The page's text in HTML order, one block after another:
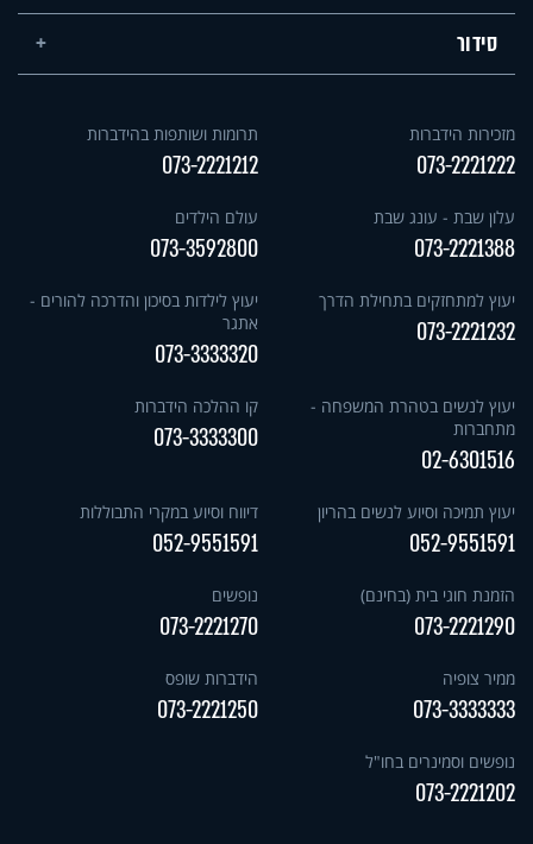
סידור
מזכירות הידברות
073-2221222
תרומות ושותפות בהידברות
073-2221212
עלון שבת - עונג שבת
073-2221388
עולם הילדים
073-3592800
יעוץ למתחזקים בתחילת הדרך
073-2221232
יעוץ לילדות בסיכון והדרכה להורים -
אתגר
073-3333320
יעוץ לנשים בטהרת המשפחה -
מתחברות
02-6301516
קו ההלכה הידברות
073-3333300
יעוץ תמיכה וסיוע לנשים בהריון
052-9551591
דיווח וסיוע במקרי התבוללות
052-9551591
הזמנת חוגי בית (בחינם)
073-2221290
נופשים
073-2221270
ממיר צופיה
073-3333333
הידברות שופס
073-2221250
נופשים וסמינרים בחו"ל
073-2221202